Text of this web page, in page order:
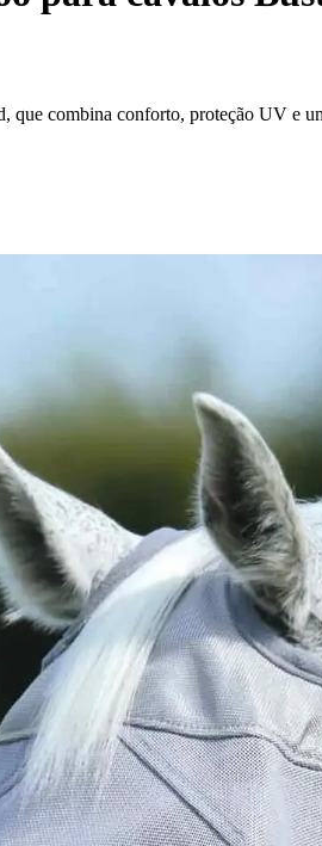
que combina conforto, proteção UV e